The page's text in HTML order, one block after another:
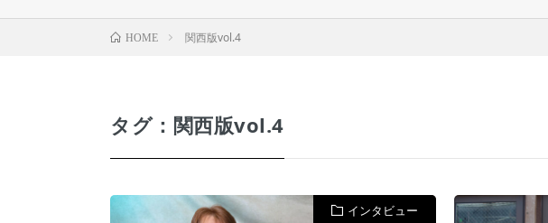
HOME 関西版vol.4
タグ：関西版vol.4
インタビュー